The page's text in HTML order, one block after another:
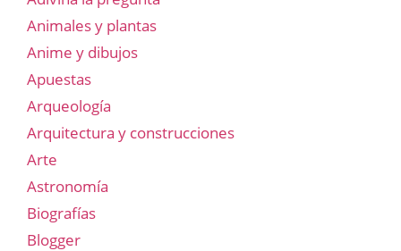
Animales y plantas
Anime y dibujos
Apuestas
Arqueología
Arquitectura y construcciones
Arte
Astronomía
Biografías
Blogger